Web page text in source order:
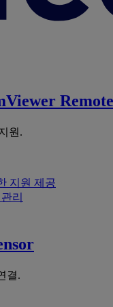
Remote
원.
지원 제공
리
결.